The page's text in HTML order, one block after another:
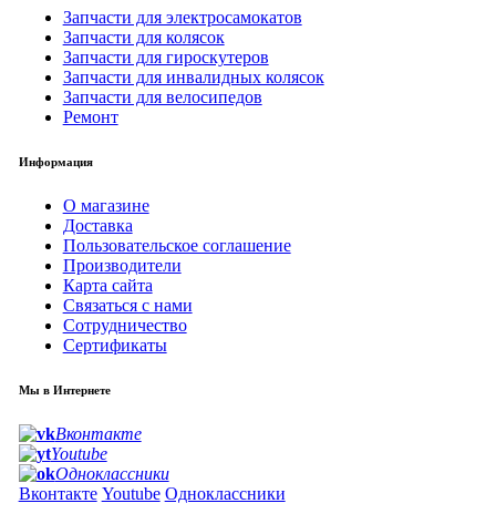
Запчасти для электросамокатов
Запчасти для колясок
Запчасти для гироскутеров
Запчасти для инвалидных колясок
Запчасти для велосипедов
Ремонт
Информация
О магазине
Доставка
Пользовательское соглашение
Производители
Карта сайта
Связаться с нами
Сотрудничество
Сертификаты
Мы в Интернете
Вконтакте
Youtube
Одноклассники
Вконтакте Youtube Одноклассники